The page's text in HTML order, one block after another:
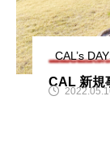
CAL’s
CAL 新規